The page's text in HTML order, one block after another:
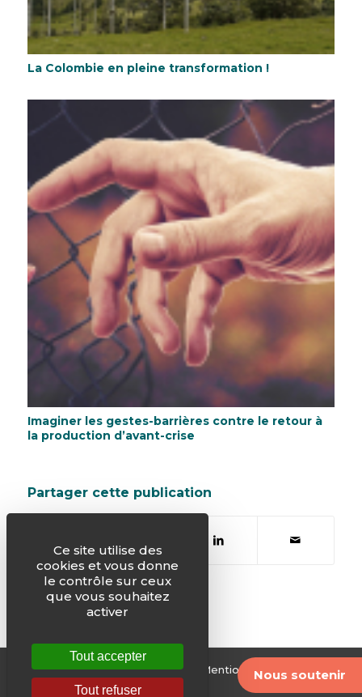
Nous soutenir
La Colombie en pleine transformation !
Imaginer les gestes-barrières contre le retour à
la production d’avant-crise
Partager cette publication
© Justice & Paix -Plan du site Mentions légales
Ce site utilise des
cookies et vous donne
le contrôle sur ceux
que vous souhaitez
activer
Tout accepter
Tout refuser